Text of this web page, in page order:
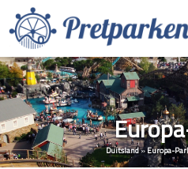
Duitsland»Europa-